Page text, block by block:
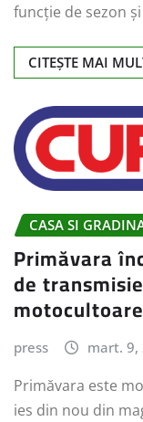
funcție de sezon
CITEȘTE MAI
CASA SI
Primăvara
de
press mart. 9,
Primăvara este
ies din nou din